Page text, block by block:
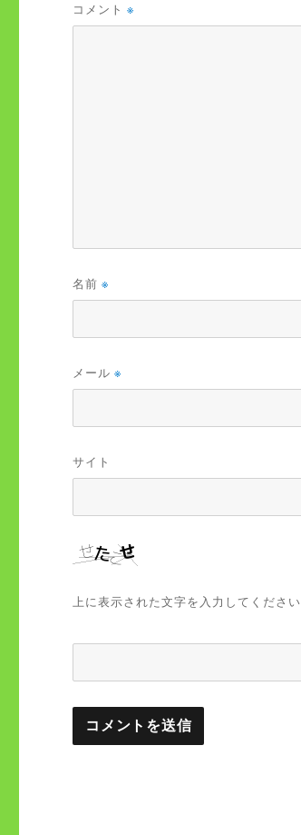
コメント※
名前※
メール※
サイト
上に表示された文字を入力してください